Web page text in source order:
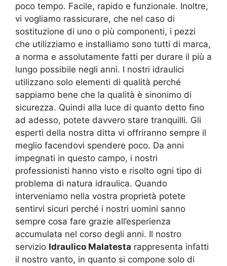
poco tempo. Facile, rapido e funzionale. Inoltre,
vi vogliamo rassicurare, che nel caso di
sostituzione di uno o più componenti, i pezzi
che utilizziamo e installiamo sono tutti di marca,
a norma e assolutamente fatti per durare il più a
lungo possibile negli anni. I nostri idraulici
utilizzano solo elementi di qualità perché
sappiamo bene che la qualità è sinonimo di
sicurezza. Quindi alla luce di quanto detto fino
ad adesso, potete davvero stare tranquilli. Gli
esperti della nostra ditta vi offriranno sempre il
meglio facendovi spendere poco. Da anni
impegnati in questo campo, i nostri
professionisti hanno visto e risolto ogni tipo di
problema di natura idraulica. Quando
interveniamo nella vostra proprietà potete
sentirvi sicuri perché i nostri uomini sanno
sempre cosa fare grazie all’esperienza
accumulata nel corso degli anni. Il nostro
servizio Idraulico Malatesta rappresenta infatti
il nostro vanto, in quanto si compone solo di